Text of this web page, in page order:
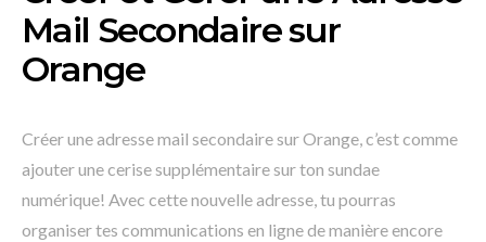
Mail Secondaire sur
Orange
Créer une adresse mail secondaire sur Orange, c’est comme
ajouter une cerise supplémentaire sur ton sundae
numérique! Avec cette nouvelle adresse, tu pourras
organiser tes communications en ligne de manière encore